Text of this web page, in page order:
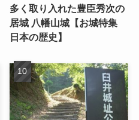
多く取り入れた豊臣秀次の
居城 八幡山城【お城特集
日本の歴史】